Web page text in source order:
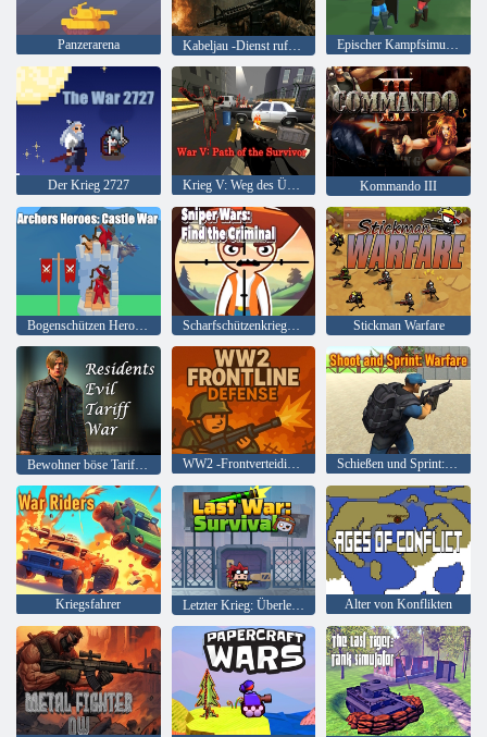
Panzerarena Kabeljau -Dienst rufen Sie FPS an Epischer Kampfsimulator 2
Der Krieg 2727 Krieg V: Weg des Überlebenden Kommando III
Scharfschützenkriege: Finden Sie den Verbrecher Stickman Warfare
Bewohner böse Tarifkrieg WW2 -Frontverteidigung Schießen und Sprint: Kriegsführung
Kriegsfahrer Letzter Krieg: Überleben Alter von Konflikten